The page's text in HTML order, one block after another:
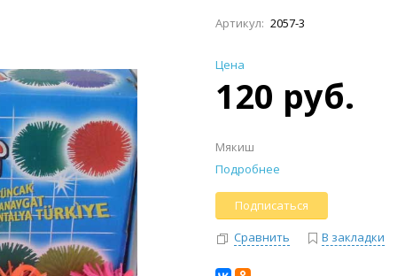
Артикул: 2057-3
Цена
120 руб.
Мякиш
Подробнее
Подписаться
Сравнить
В закладки